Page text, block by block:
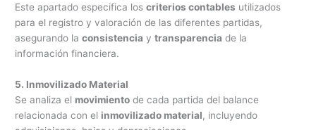
Este apartado especifica loscriterios contables utilizados
para el registro y valoración de las diferentes partidas,
asegurando laconsistencia ytransparencia de la
información financiera.
5. Inmovilizado Material
Se analiza el movimiento de cada partida del balance
relacionada con el inmovilizado material, incluyendo